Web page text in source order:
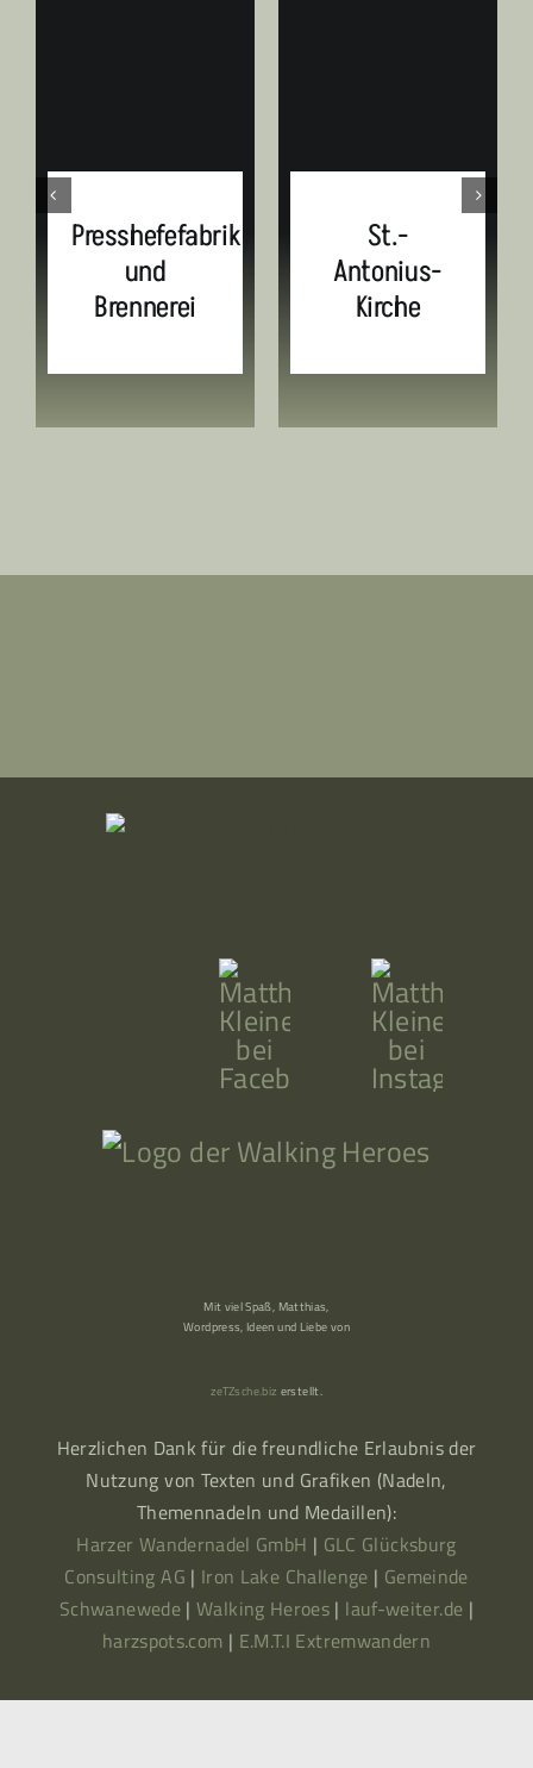
Presshefefabrik
und
Brennerei
St.-
Antonius-
Kirche
Wordpress, Ideen und Liebe von
Nutzung von Texten und Grafiken (Nadeln,
Themennadeln und Medaillen):
Harzer Wandernadel GmbH|GLC Glücksburg
Consulting AG|Iron Lake Challenge|Gemeinde
Schwanewede| Walking Heroes|lauf-weiter.de|
harzspots.com|E.M.T.I Extremwandern